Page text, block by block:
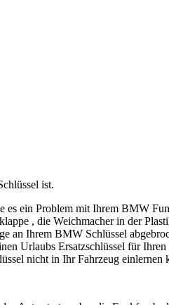
ist.
ein Problem mit Ihrem BMW
, die Weichmacher in der
Ihrem BMW Schlüssel
Urlaubs Ersatzschlüssel für
nicht in Ihr Fahrzeug einlernen